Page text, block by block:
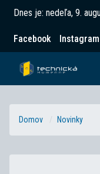
Dnes je: nedeľa, 9.
Facebook Instagram
Domov Novinky